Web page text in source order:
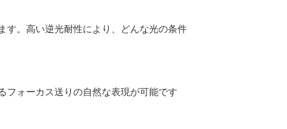
す。高い逆光耐性により、どんな光の条件
フォーカス送りの自然な表現が可能です